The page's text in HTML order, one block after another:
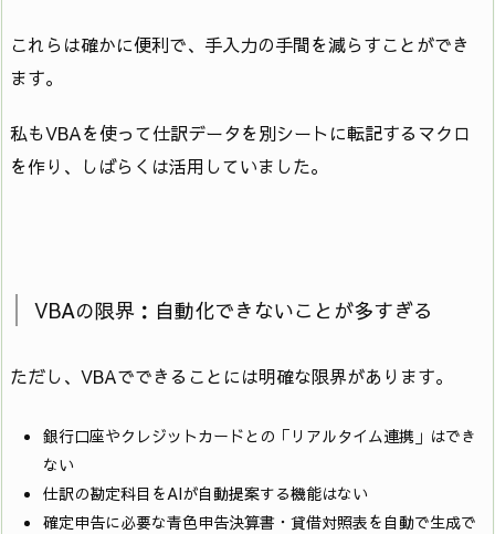
これらは確かに便利で、手入力の手間を減らすことができ
ます。
私もVBAを使って仕訳データを別シートに転記するマクロ
を作り、しばらくは活用していました。
VBAの限界：自動化できないことが多すぎる
ただし、VBAでできることには明確な限界があります。
銀行口座やクレジットカードとの「リアルタイム連携」はでき
ない
仕訳の勘定科目をAIが自動提案する機能はない
確定申告に必要な青色申告決算書・貸借対照表を自動で生成で